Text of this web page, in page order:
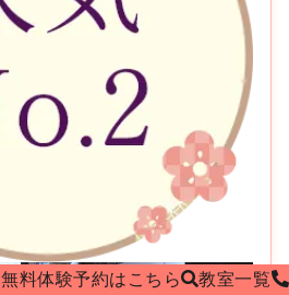
無料体験予約はこちら 教室一覧